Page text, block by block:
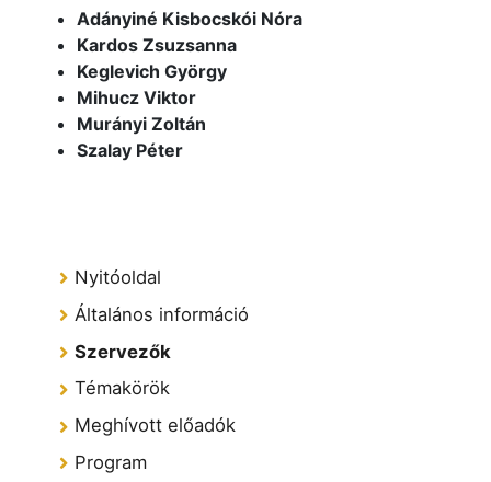
Nyitóoldal
Általános információ
Szervezők
Témakörök
Meghívott előadók
Program
Adányiné Kisbocskói Nóra
Kardos Zsuzsanna
Keglevich György
Mihucz Viktor
Murányi Zoltán
Szalay Péter